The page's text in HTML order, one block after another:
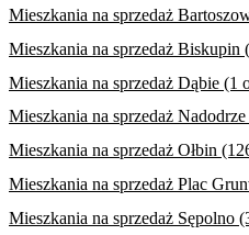
Mieszkania na sprzedaż
Mieszkania na sprzedaż Biskupin
Mieszkania na sprzedaż Dąbie (1
Mieszkania na sprzedaż
Mieszkania na sprzedaż Ołbin
Mieszkania na sprzedaż Plac
Mieszkania na sprzedaż Sępolno